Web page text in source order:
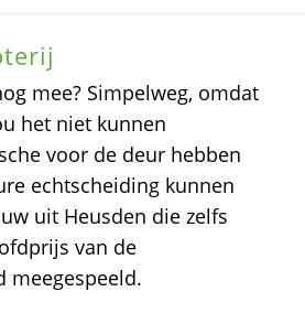
mee? Simpelweg, omdat
het niet kunnen
voor de deur hebben
echtscheiding kunnen
uit Heusden die zelfs
van de
meegespeeld.